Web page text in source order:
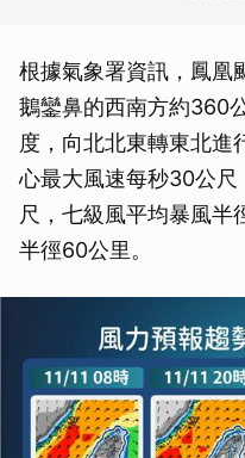
根據氣象署資訊，鳳凰
鵝鑾鼻的西南方約360
度，向北北東轉東北進
心最大風速每秒30公
尺，七級風平均暴風
半徑60公里。